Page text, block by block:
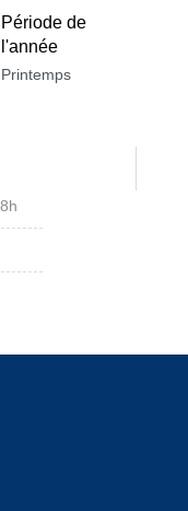
Période de
l'année
Printemps